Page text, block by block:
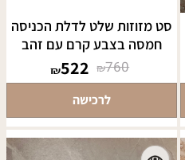
סט מזוזות שלט לדלת הכניסה
חמסה בצבע קרם עם זהב
₪760
₪522
לרכישה